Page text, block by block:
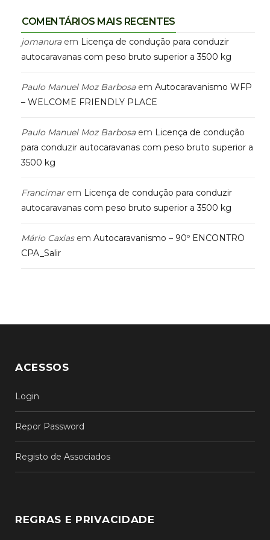
COMENTÁRIOS MAIS RECENTES
jomanuraem Licença de condução para conduzir
autocaravanas com peso bruto superior a 3500 kg
Paulo Manuel Moz Barbosaem Autocaravanismo WFP
– WELCOME FRIENDLY PLACE
Paulo Manuel Moz Barbosaem Licença de condução
para conduzir autocaravanas com peso bruto superior a
3500 kg
Francimarem Licença de condução para conduzir
autocaravanas com peso bruto superior a 3500 kg
Mário Caxiasem Autocaravanismo – 90º ENCONTRO
CPA_Salir
ACESSOS
Login
Repor Password
Registo de Associados
REGRAS E PRIVACIDADE